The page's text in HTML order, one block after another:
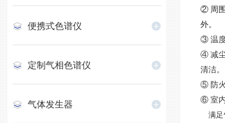
便携式色谱仪
定制气相色谱仪
气体发生器
② 周
外。
③ 温
④ 减
清洁。
⑤ 防
⑥ 室
满足